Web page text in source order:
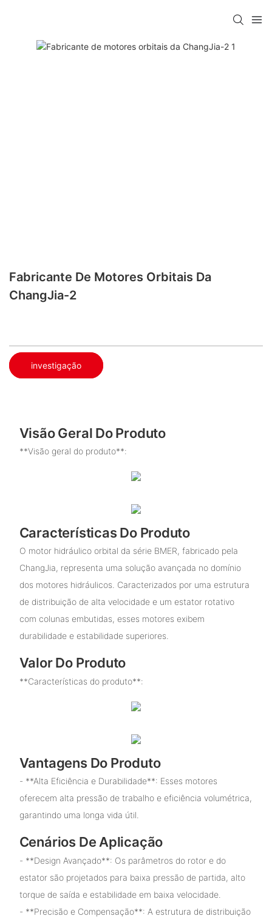
Fabricante De Motores Orbitais Da
ChangJia-2
investigação
Visão Geral Do Produto
**Visão geral do produto**:
Características Do Produto
O motor hidráulico orbital da série BMER, fabricado pela
ChangJia, representa uma solução avançada no domínio
dos motores hidráulicos. Caracterizados por uma estrutura
de distribuição de alta velocidade e um estator rotativo
com colunas embutidas, esses motores exibem
durabilidade e estabilidade superiores.
Valor Do Produto
**Características do produto**:
Vantagens Do Produto
- **Alta Eficiência e Durabilidade**: Esses motores
oferecem alta pressão de trabalho e eficiência volumétrica,
garantindo uma longa vida útil.
Cenários De Aplicação
- **Design Avançado**: Os parâmetros do rotor e do
estator são projetados para baixa pressão de partida, alto
torque de saída e estabilidade em baixa velocidade.
- **Precisão e Compensação**: A estrutura de distribuição